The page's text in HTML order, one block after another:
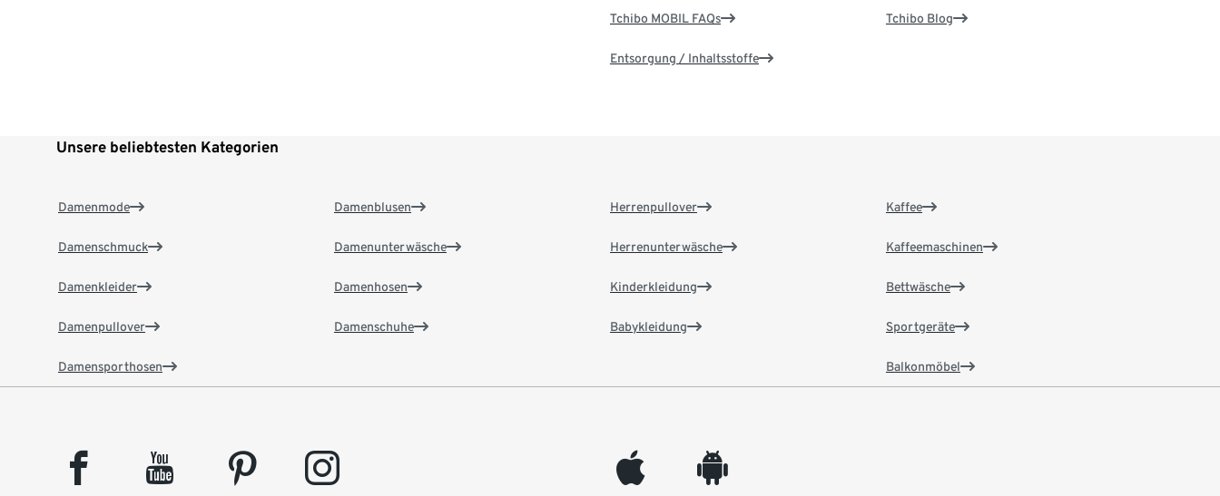
Tchibo MOBIL FAQs
Entsorgung / Inhaltsstoffe
Tchibo Blog
Unsere beliebtesten Kategorien
Damenmode
Damenschmuck
Damenkleider
Damenpullover
Damensporthosen
Damenblusen
Damenunterwäsche
Damenhosen
Damenschuhe
Herrenpullover
Herrenunterwäsche
Kinderkleidung
Babykleidung
Kaffee
Kaffeemaschinen
Bettwäsche
Sportgeräte
Balkonmöbel
facebook youtube pinterest instagram appleinc android